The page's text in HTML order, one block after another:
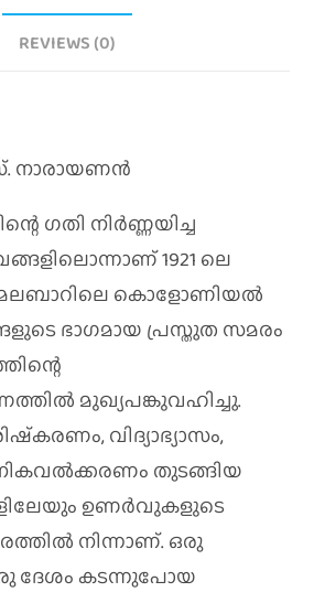
REVIEWS (0)
നാരായണൻ
ഗതി നിര്‍ണ്ണയിച്ച
1921 ലെ
കൊളോണിയല്‍
ഭാഗമായ പ്രസ്തുത സമരം
മുഖ്യപങ്കുവഹിച്ചു.
വിദ്യാഭ്യാസം,
തുടങ്ങിയ
ഉണര്‍വുകളുടെ
നിന്നാണ്. ഒരു
ദേശം കടന്നുപോയ